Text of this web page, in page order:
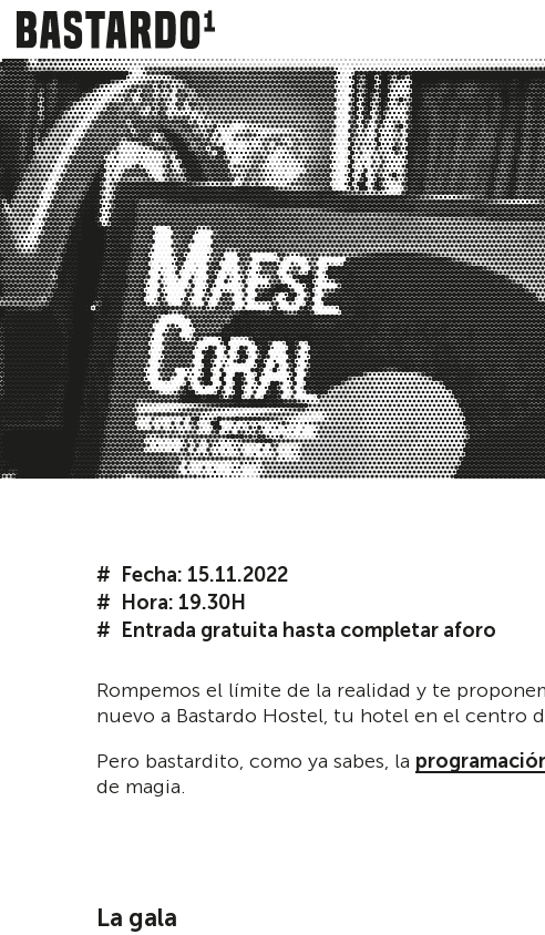
Fecha: 15.11.2022
Hora: 19.30H
Entrada gratuita hasta completar aforo
Rompemos el límite de la realidad y te
nuevo a Bastardo Hostel, tu hotel en el centro
Pero bastardito, como ya sabes, la
de magia.
La gala